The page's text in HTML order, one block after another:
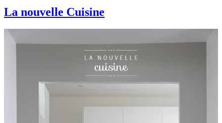
La nouvelle Cuisine